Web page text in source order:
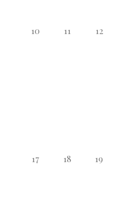
10 11 12
17 18 19